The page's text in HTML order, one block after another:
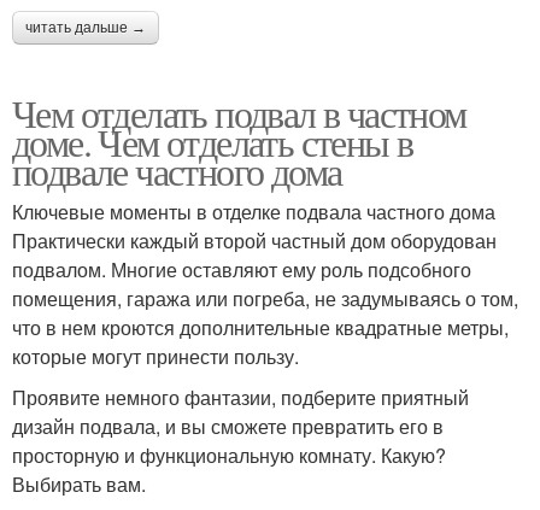
читать дальше →
Чем отделать подвал в частном
доме. Чем отделать стены в
подвале частного дома
Ключевые моменты в отделке подвала частного дома
Практически каждый второй частный дом оборудован
подвалом. Многие оставляют ему роль подсобного
помещения, гаража или погреба, не задумываясь о том,
что в нем кроются дополнительные квадратные метры,
которые могут принести пользу.
Проявите немного фантазии, подберите приятный
дизайн подвала, и вы сможете превратить его в
просторную и функциональную комнату. Какую?
Выбирать вам.